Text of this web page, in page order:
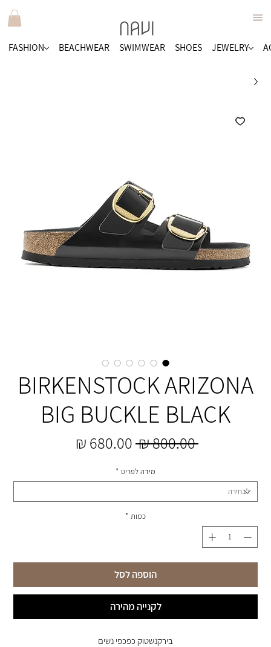
FASHION BEACHWEAR SWIMWEAR SHOES JEWELRY
BIRKENSTOCK ARIZONA
BIG BUCKLE BLACK
‏800.00 ‏₪
מחיר
מידה לפריט *
כמות *
הוספה לסל
לקנייה מהירה
בירקנשטוק כפכפי נשים